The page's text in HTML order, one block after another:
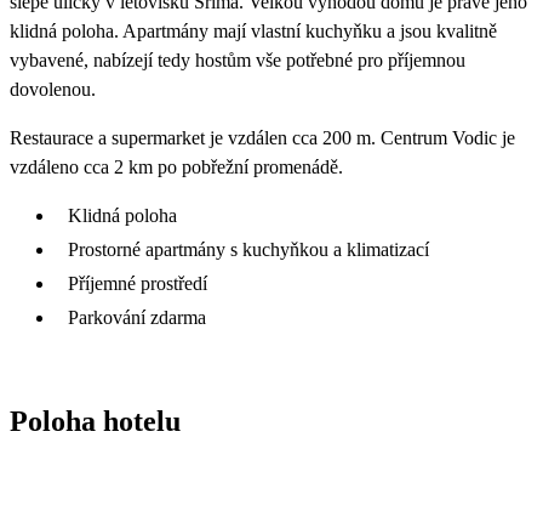
klidná poloha. Apartmány mají vlastní kuchyňku a jsou kvalitně
vybavené, nabízejí tedy hostům vše potřebné pro příjemnou
dovolenou.
Restaurace a supermarket je vzdálen cca 200 m. Centrum Vodic je
vzdáleno cca 2 km po pobřežní promenádě.
Klidná poloha
Prostorné apartmány s kuchyňkou a klimatizací
Příjemné prostředí
Parkování zdarma
Poloha hotelu